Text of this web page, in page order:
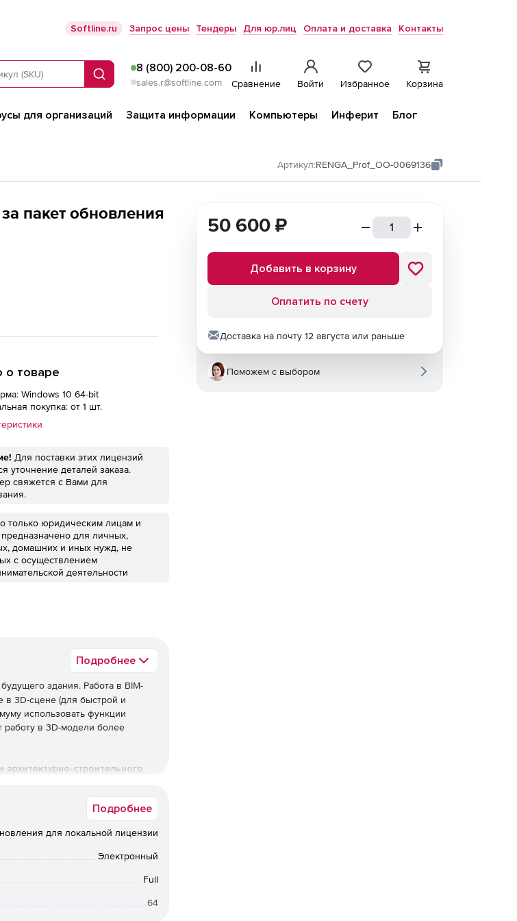
Softline.ru Запрос цены Тендеры Для юр.лиц Оплата и доставка Контакты
Поиск
8 (800) 200-08-60
sales.r@softline.com Сравнение Войти Избранное Корзина
для организаций Защита информации Компьютеры Инферит
Блог
Артикул:RENGA_Prof_ОО-0069136
пакет обновления
о товаре
Windows 10 64-bit
покупка: от 1 шт.
Для поставки этих лицензий
уточнение деталей заказа.
свяжется с Вами для
только юридическим лицам и
для личных,
домашних и иных нужд, не
с осуществлением
деятельности
Подробнее
здания. Работа в BIM-
в 3D-сцене (для быстрой и
использовать функции
работу в 3D-модели более
строительного
и сооружений различной
можно использовать для
Подробнее
для локальной лицензии
Электронный
Full
64
50 600 ₽
Добавить в корзину
Оплатить по счету
Доставка на почту 12 августа или раньше
Поможем с выбором